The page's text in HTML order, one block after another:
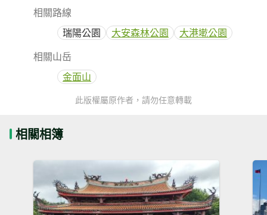
相關路線
瑞陽公園
大安森林公園
大港墘公園
相關山岳
金面山
此版權屬原作者，請勿任意轉載
相關相簿